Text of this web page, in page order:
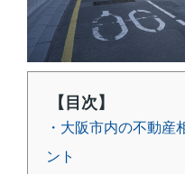
【目次】
・大阪市内の不動産
ント